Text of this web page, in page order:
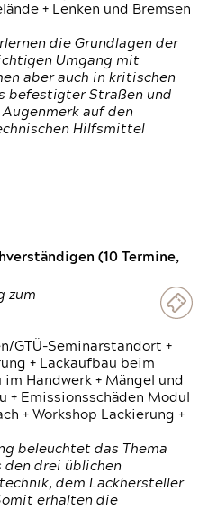
+ Lenken und Bremsen
die Grundlagen der
Umgang mit
aber auch in kritischen
befestigter Straßen und
auf den
Hilfsmittel
(10 Termine,
zum
GTÜ-Seminarstandort +
+ Lackaufbau beim
Handwerk + Mängel und
+ Emissionsschäden Modul
+ Workshop Lackierung +
beleuchtet das Thema
den drei üblichen
dem Lackhersteller
erhalten die